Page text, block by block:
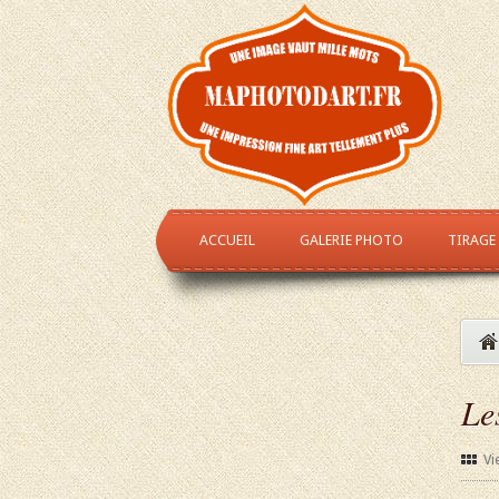
ACCUEIL GALERIE PHOTO TIRAGE